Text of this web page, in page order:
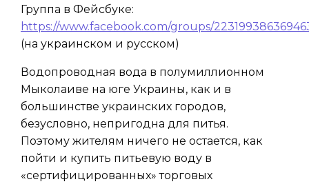
Группа в Фейсбуке:
https://www.facebook.com/groups/
(на украинском и русском)
Водопроводная вода в полумиллионном
Мыколаиве на юге Украины, как и в
большинстве украинских городов,
безусловно, непригодна для питья.
Поэтому жителям ничего не остается, как
пойти и купить питьевую воду в
«сертифицированных» торговых